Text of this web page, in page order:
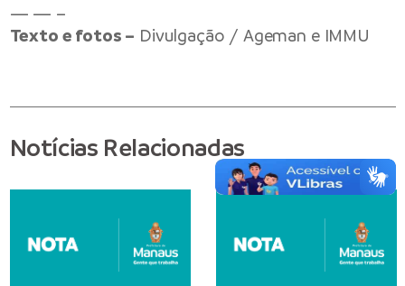
— — –
Texto e fotos – Divulgação / Ageman e IMMU
Notícias Relacionadas